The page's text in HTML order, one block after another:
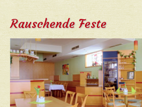
Rauschende Feste